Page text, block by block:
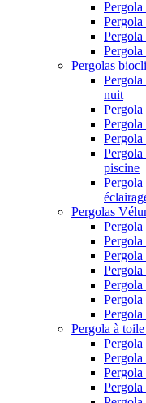
Pergola
Pergola
Pergola
Pergolas
Pergola
nuit
Pergola
Pergola
Pergola
piscine
Pergola
Pergolas
Pergola
Pergola
Pergola
Pergola à
Pergola